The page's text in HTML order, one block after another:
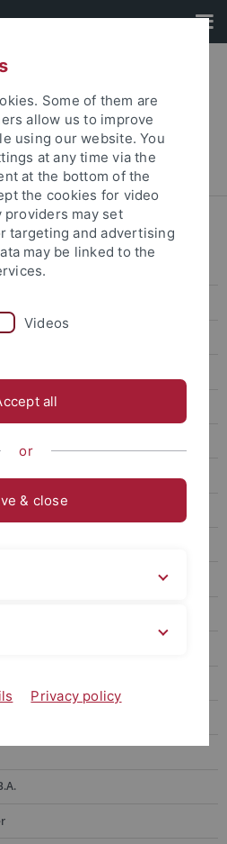
Konstantin Hemmert-Halswick
Some of them are
allow us to improve
using our website. You
at any time via the
at the bottom of the
the cookies for video
may set
targeting and advertising
may be linked to the
Videos
all
or
& close
Privacy policy